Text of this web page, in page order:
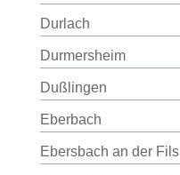
Durlach
Durmersheim
Dußlingen
Eberbach
Ebersbach an der Fils